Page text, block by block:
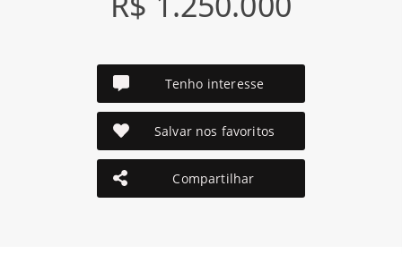
Tenho interesse
Salvar nos favoritos
Compartilhar